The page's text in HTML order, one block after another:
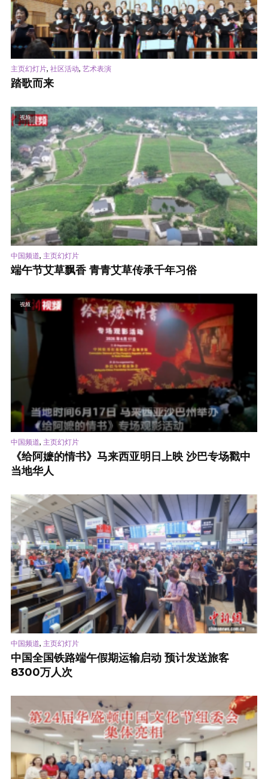
主页幻灯片, 社区活动, 艺术表演
踏歌而来
视频
中国频道, 主页幻灯片
端午节艾草飘香 青青艾草传承千年习俗
视频
中国频道, 主页幻灯片
《给阿嬷的情书》马来西亚明日上映 沙巴专场戳中
当地华人
中国频道, 主页幻灯片
中国全国铁路端午假期运输启动 预计发送旅客
8300万人次